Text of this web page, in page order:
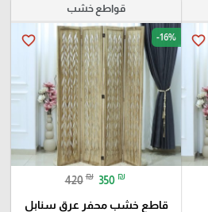
favorite_border
قواطع خشب
favorite_border -16%
420 ₪ 350 ₪
قاطع خشب محفر عرق سنابل